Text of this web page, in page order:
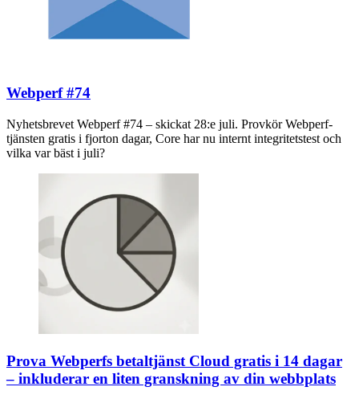
Webperf #74
Nyhetsbrevet Webperf #74 – skickat 28:e juli. Provkör Webperf-
tjänsten gratis i fjorton dagar, Core har nu internt integritetstest och
vilka var bäst i juli?
Prova Webperfs betaltjänst Cloud gratis i 14 dagar
– inkluderar en liten granskning av din webbplats